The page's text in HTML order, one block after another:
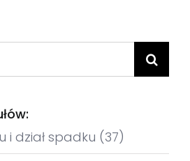
i dział spadku (37)